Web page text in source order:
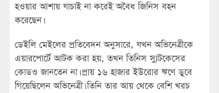
হওয়ার আশায় যাচাই না করেই অবৈধ জিনিস বহন
করেছেন।
ডেইলি মেইলের প্রতিবেদন ‍অনুসারে, যখন অভিনেত্রীকে
এয়ারপোর্টে আটক করা হয়, তখন তিনিস স্যুটকেসের
কোডও জানতেন না। প্রায় ১৬ হাজার ইউরোর ঋণে ডুবে
গিয়েছিলেন অভিনেত্রী। তিনি তার আয় থেকে বেশি খরচ